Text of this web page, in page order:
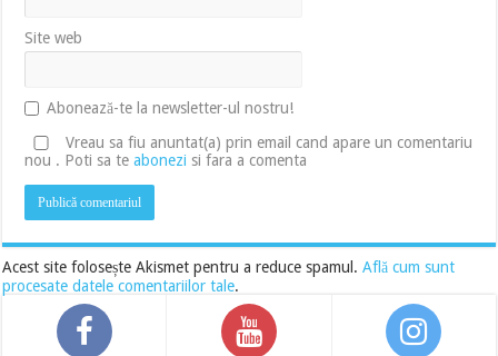
Site web
Abonează-te la newsletter-ul nostru!
Vreau sa fiu anuntat(a) prin email cand apare un comentariu
nou . Poti sa teabonezi si fara a comenta
Acest site folosește Akismet pentru a reduce spamul.Află cum sunt
procesate datele comentariilor tale.